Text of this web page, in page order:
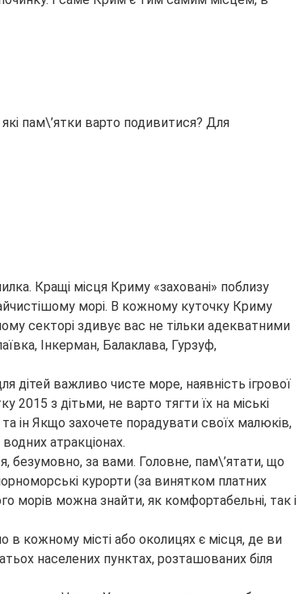
пам\’ятки варто подивитися? Для
Кращі місця Криму «заховані» поблизу
морі. В кожному куточку Криму
секторі здивує вас не тільки адекватними
Інкерман, Балаклава, Гурзуф,
дітей важливо чисте море, наявність ігрової
з дітьми, не варто тягти їх на міські
ін Якщо захочете порадувати своїх малюків,
атракціонах.
безумовно, за вами. Головне, пам\’ятати, що
курорти (за винятком платних
морів можна знайти, як комфортабельні, так і
в кожному місті або околицях є місця, де ви
населених пунктах, розташованих біля